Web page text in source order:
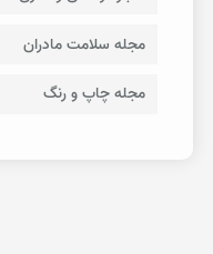
مجله سلامت مادران
مجله چاپ و رنگ